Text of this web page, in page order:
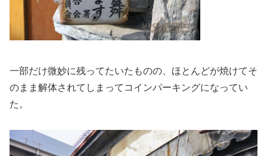
一部だけ微妙に残ってたいたものの、ほとんどが焼けてそ
のまま解体されてしまってコインパーキングになってい
た。